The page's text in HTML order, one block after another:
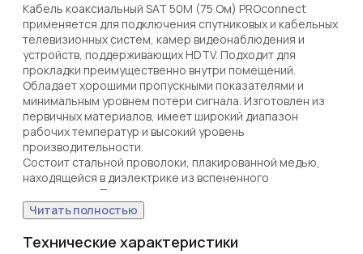
Кабель коаксиальный SAT 50M (75 Ом) PROconnect
применяется для подключения спутниковых и кабельных
телевизионных систем, камер видеонаблюдения и
устройств, поддерживающих HDTV. Подходит для
прокладки преимущественно внутри помещений.
Обладает хорошими пропускными показателями и
минимальным уровнем потери сигнала. Изготовлен из
первичных материалов, имеет широкий диапазон
рабочих температур и высокий уровень
производительности.
Состоит стальной проволоки, плакированной медью,
находящейся в диэлектрике из вспененного
полиэтилена. Поверх диэлектрика наложен экран из
алюминиевой фольги, на котором располагается
внешний проводник из алюминиевой проволоки в виде
оплетки плотностью 75%. Материал внешней оболочки
Читать полностью
Технические характеристики